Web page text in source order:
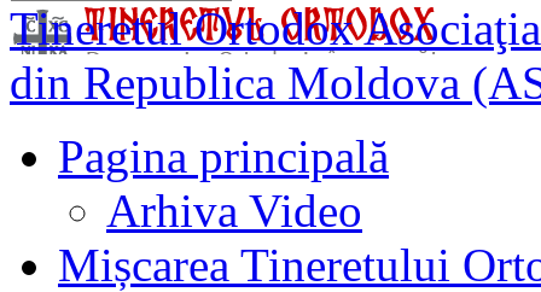
Tineretul Ortodox
din Republica Moldova
Pagina principală
Arhiva Video
Mișcarea Tineretului